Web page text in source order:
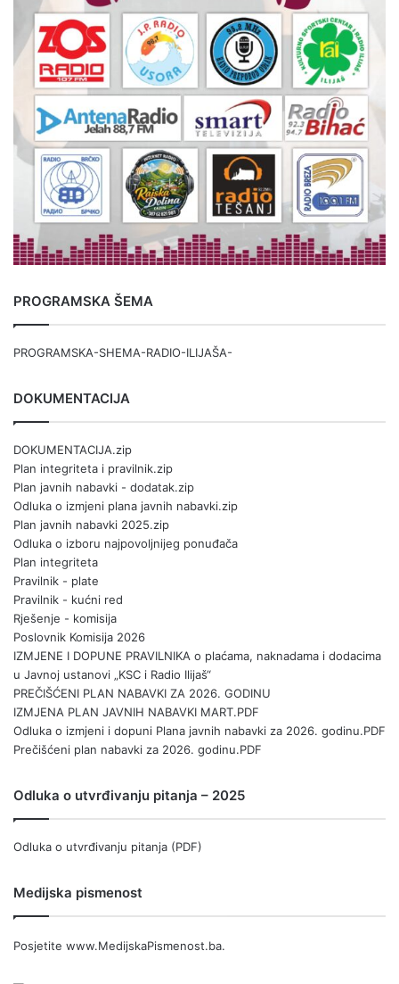
PROGRAMSKA ŠEMA
PROGRAMSKA-SHEMA-RADIO-ILIJAŠA-
DOKUMENTACIJA
DOKUMENTACIJA.zip
Plan integriteta i pravilnik.zip
Plan javnih nabavki - dodatak.zip
Odluka o izmjeni plana javnih nabavki.zip
Plan javnih nabavki 2025.zip
Odluka o izboru najpovoljnijeg ponuđača
Plan integriteta
Pravilnik - plate
Pravilnik - kućni red
Rješenje - komisija
Poslovnik Komisija 2026
IZMJENE I DOPUNE PRAVILNIKA o plaćama, naknadama i dodacima
u Javnoj ustanovi „KSC i Radio Ilijaš“
PREČIŠĆENI PLAN NABAVKI ZA 2026. GODINU
IZMJENA PLAN JAVNIH NABAVKI MART.PDF
Odluka o izmjeni i dopuni Plana javnih nabavki za 2026. godinu.PDF
Prečišćeni plan nabavki za 2026. godinu.PDF
Odluka o utvrđivanju pitanja – 2025
Odluka o utvrđivanju pitanja (PDF)
Medijska pismenost
Posjetite www.MedijskaPismenost.ba.